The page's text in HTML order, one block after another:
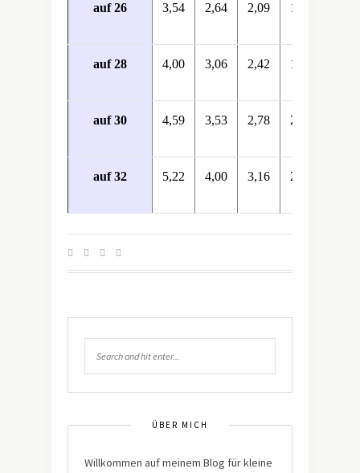
auf 26 3,54 2,64 2,09 1,69
auf 28 4,00 3,06 2,42 1,96
auf 30 4,59 3,53 2,78 2,25
auf 32 5,22 4,00 3,16 2,56
ÜBER MICH
Willkommen auf meinem Blog für kleine